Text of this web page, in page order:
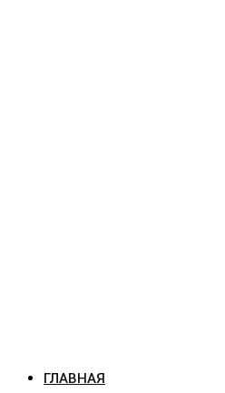
ГЛАВНАЯ